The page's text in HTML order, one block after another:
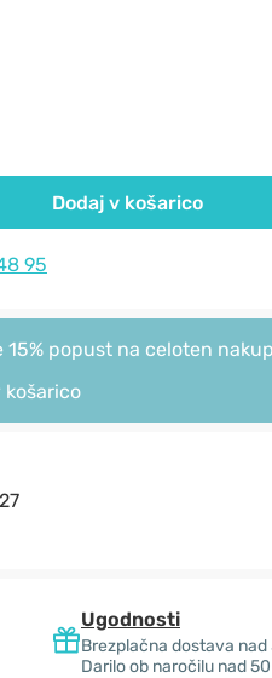
Dodaj v košarico
95
15% popust na celoten
košarico
Ugodnosti
Brezplačna dostava nad
Darilo ob naročilu nad